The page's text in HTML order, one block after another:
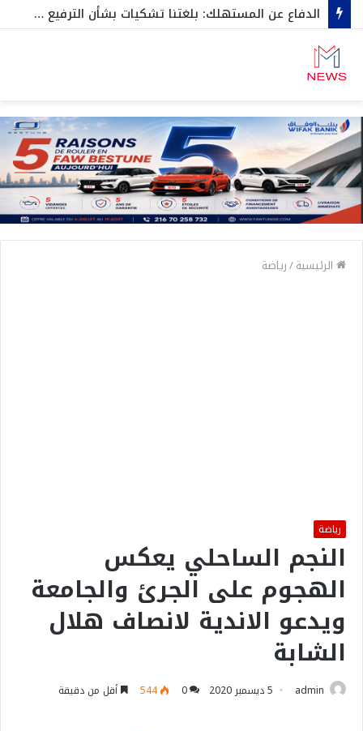
الدفاع عن المستهلك: بلغتنا تشكيات بشأن الترفيع في أسعار المياه المعلبة
الرئيسية/رياضة
رياضة
النجم الساحلي يعكس
الهجوم على الجرئ والجامعة
ويدعو الاندية لانصاف هلال
الشابة
admin 5 ديسمبر 2020 0
544 أقل من دقيقة